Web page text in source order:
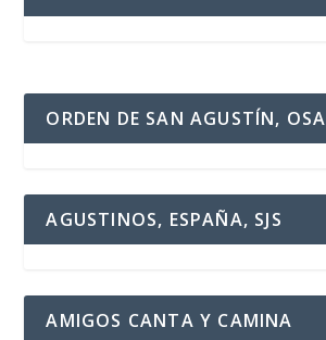
ORDEN DE SAN AGUSTÍN, OSA
AGUSTINOS, ESPAÑA, SJS
AMIGOS CANTA Y CAMINA